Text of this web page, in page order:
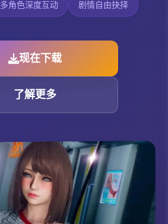
多角色深度互动 剧情自由抉择
现在下载
了解更多